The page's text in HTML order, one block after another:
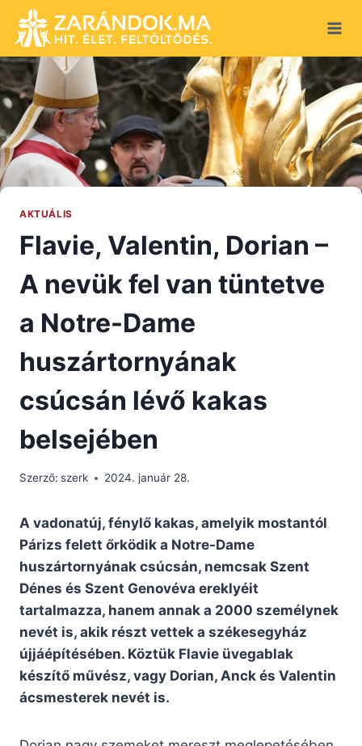
content
AKTUÁLIS
Flavie, Valentin, Dorian –
A nevük fel van tüntetve
a Notre-Dame
huszártornyának
csúcsán lévő kakas
belsejében
Szerző: szerk 2024. január 28.
A vadonatúj, fénylő kakas, amelyik mostantól
Párizs felett őrködik a Notre-Dame
huszártornyának csúcsán, nemcsak Szent
Dénes és Szent Genovéva ereklyéit
tartalmazza, hanem annak a 2000 személynek
nevét is, akik részt vettek a székesegyház
újjáépítésében. Köztük Flavie üvegablak
készítő művész, vagy Dorian, Anck és Valentin
ácsmesterek nevét is.